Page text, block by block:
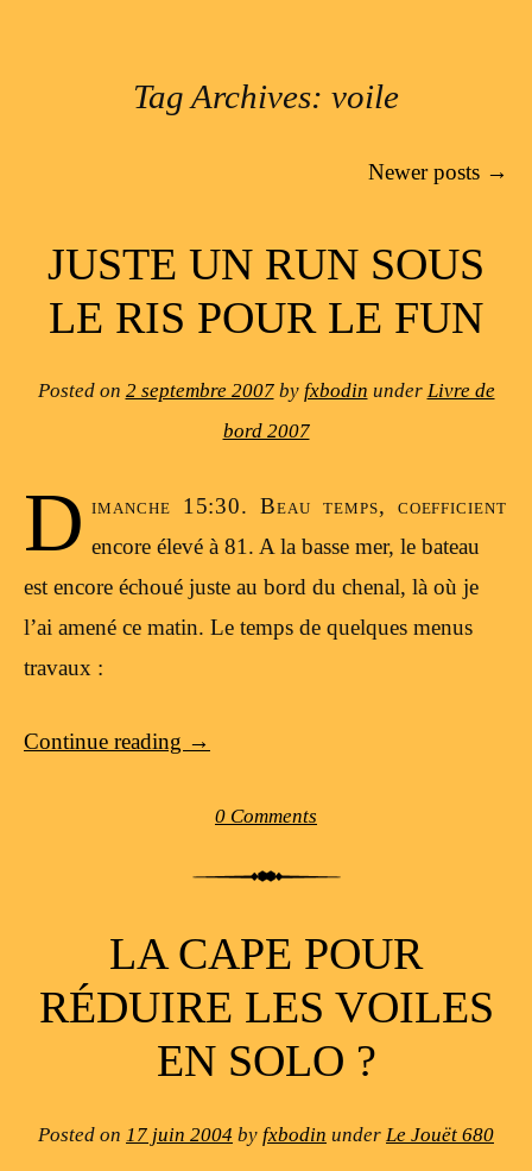
Tag Archives: voile
Newer posts →
JUSTE UN RUN SOUS
LE RIS POUR LE FUN
Posted on 2 septembre 2007by fxbodin under Livre de
bord 2007
D imanche 15:30. Beau temps, coefficient
encore élevé à 81. A la basse mer, le bateau
est encore échoué juste au bord du chenal, là où je
l’ai amené ce matin. Le temps de quelques menus
travaux :
Continue reading →
0 Comments
LA CAPE POUR
RÉDUIRE LES VOILES
EN SOLO ?
Posted on 17 juin 2004 by fxbodin under Le Jouët 680